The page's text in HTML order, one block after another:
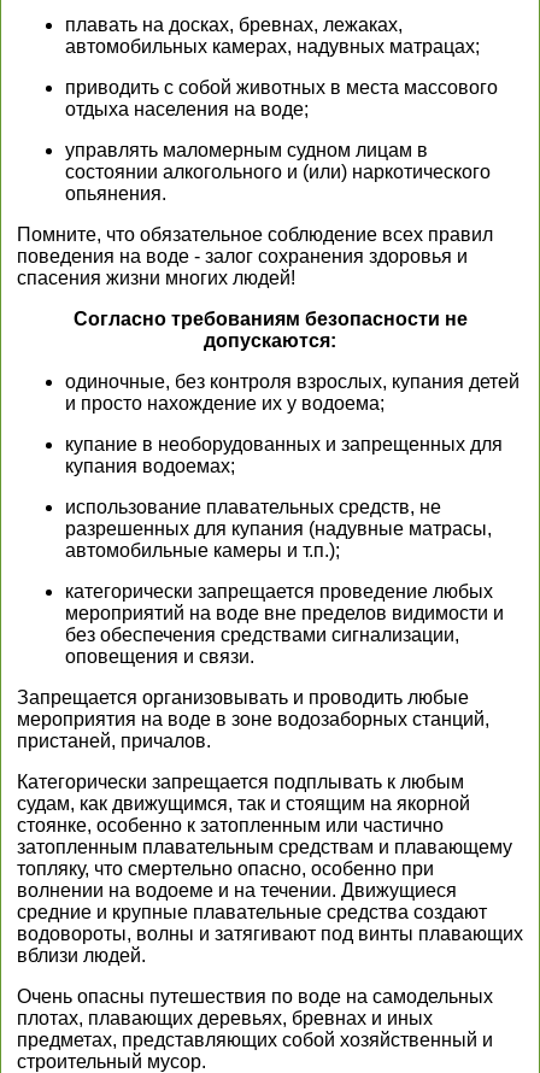
плавать на досках, бревнах, лежаках,
автомобильных камерах, надувных матрацах;
приводить с собой животных в места массового
отдыха населения на воде;
управлять маломерным судном лицам в
состоянии алкогольного и (или) наркотического
опьянения.
Помните, что обязательное соблюдение всех правил
поведения на воде - залог сохранения здоровья и
спасения жизни многих людей!
Согласно требованиям безопасности не
допускаются:
одиночные, без контроля взрослых, купания детей
и просто нахождение их у водоема;
купание в необорудованных и запрещенных для
купания водоемах;
использование плавательных средств, не
разрешенных для купания (надувные матрасы,
автомобильные камеры и т.п.);
категорически запрещается проведение любых
мероприятий на воде вне пределов видимости и
без обеспечения средствами сигнализации,
оповещения и связи.
Запрещается организовывать и проводить любые
мероприятия на воде в зоне водозаборных станций,
пристаней, причалов.
Категорически запрещается подплывать к любым
судам, как движущимся, так и стоящим на якорной
стоянке, особенно к затопленным или частично
затопленным плавательным средствам и плавающему
топляку, что смертельно опасно, особенно при
волнении на водоеме и на течении. Движущиеся
средние и крупные плавательные средства создают
водовороты, волны и затягивают под винты плавающих
вблизи людей.
Очень опасны путешествия по воде на самодельных
плотах, плавающих деревьях, бревнах и иных
предметах, представляющих собой хозяйственный и
строительный мусор.